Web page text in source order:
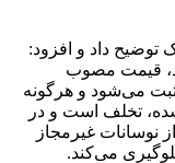
توضیح داد و افزود:
قیمت مصوب
می‌شود و هرگونه
تخلف است و در
نوسانات غیرمجاز
می‌کند.